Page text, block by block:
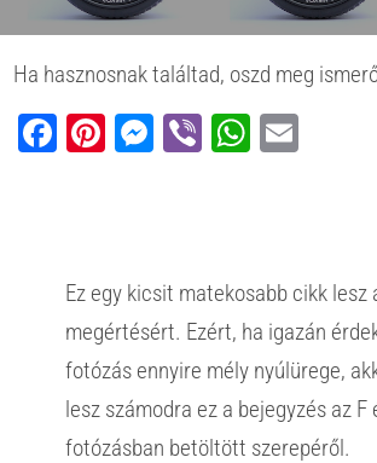
Ha hasznosnak találtad, oszd meg
Facebook
Pinterest
Messenger
Viber
Ez egy kicsit matekosabb cikk lesz
megértésért. Ezért, ha igazán
fotózás ennyire mély nyúlürege,
lesz számodra ez a bejegyzés az F
fotózásban betöltött szerepéről.